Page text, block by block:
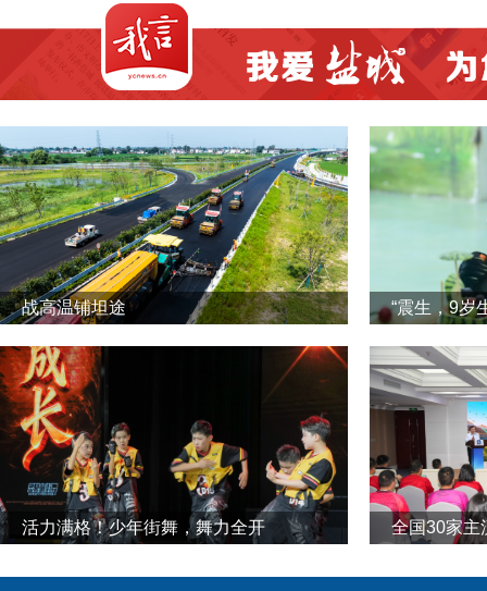
战高温铺坦途 “震生，9岁
活力满格！少年街舞，舞力全开 全国30家主